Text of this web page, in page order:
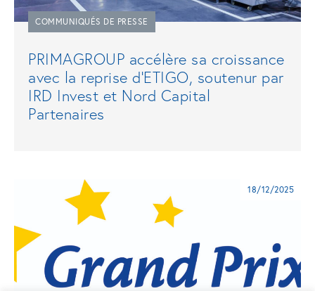
COMMUNIQUÉS DE PRESSE
PRIMAGROUP accélère sa croissance
avec la reprise d'ETIGO, soutenur par
IRD Invest et Nord Capital
Partenaires
18/12/2025